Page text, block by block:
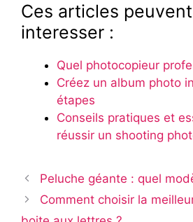
Ces articles
interesser :
Quel photocopieur
Créez un album photo
étapes
Conseils pratiques et
réussir un shooting
Peluche géante : quel
Comment choisir la